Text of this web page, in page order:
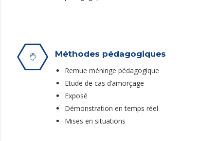
Méthodes pédagogiques
Remue méninge pédagogique
Etude de cas d’amorçage
Exposé
Démonstration en temps réel
Mises en situations